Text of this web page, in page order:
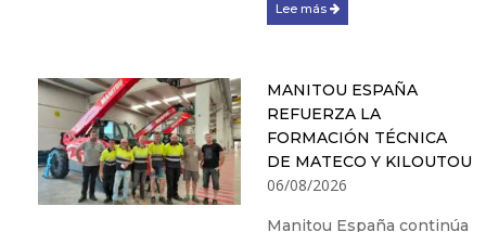
Lee más
MANITOU ESPAÑA
REFUERZA LA
FORMACIÓN TÉCNICA
DE MATECO Y KILOUTOU
06/08/2026
Manitou España continúa